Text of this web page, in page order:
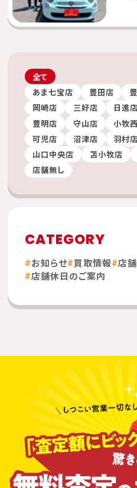
全て
あま七宝店
豊田店
岡崎店
三好店 日進店
豊明店
守山店 小牧
可児店
沼津店 羽村店
山口中央店
苫小牧店
店舗無し
CATEGORY
お知らせ 買取情報 店
店舗休日のご案内